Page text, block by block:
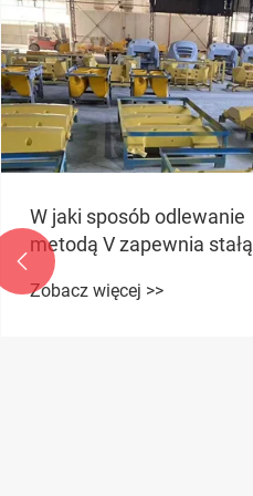
W jaki sposób odlewanie
metodą V zapewnia stałą
jakość? Zunhua Shengjian
Fanrong publikuje
Zobacz więcej >>
